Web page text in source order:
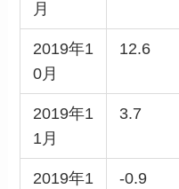
月
2019年1
0月
12.6
2019年1
1月
3.7
2019年1
-0.9